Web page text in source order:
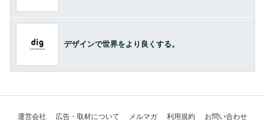
デザインで世界をより良くする。
運営会社 広告・取材について メルマガ 利用規約 お問い合わせ